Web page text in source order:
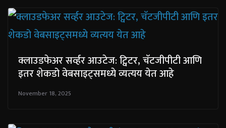
क्लाउडफेअर सर्व्हर आउटेज: ट्विटर, चॅटजीपीटी आणि
इतर शेकडो वेबसाइट्समध्ये व्यत्यय येत आहे
November 18, 2025